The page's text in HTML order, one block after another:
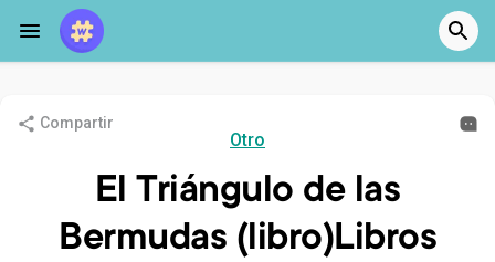
Compartir
Otro
El Triángulo de las
Bermudas (libro)Libros